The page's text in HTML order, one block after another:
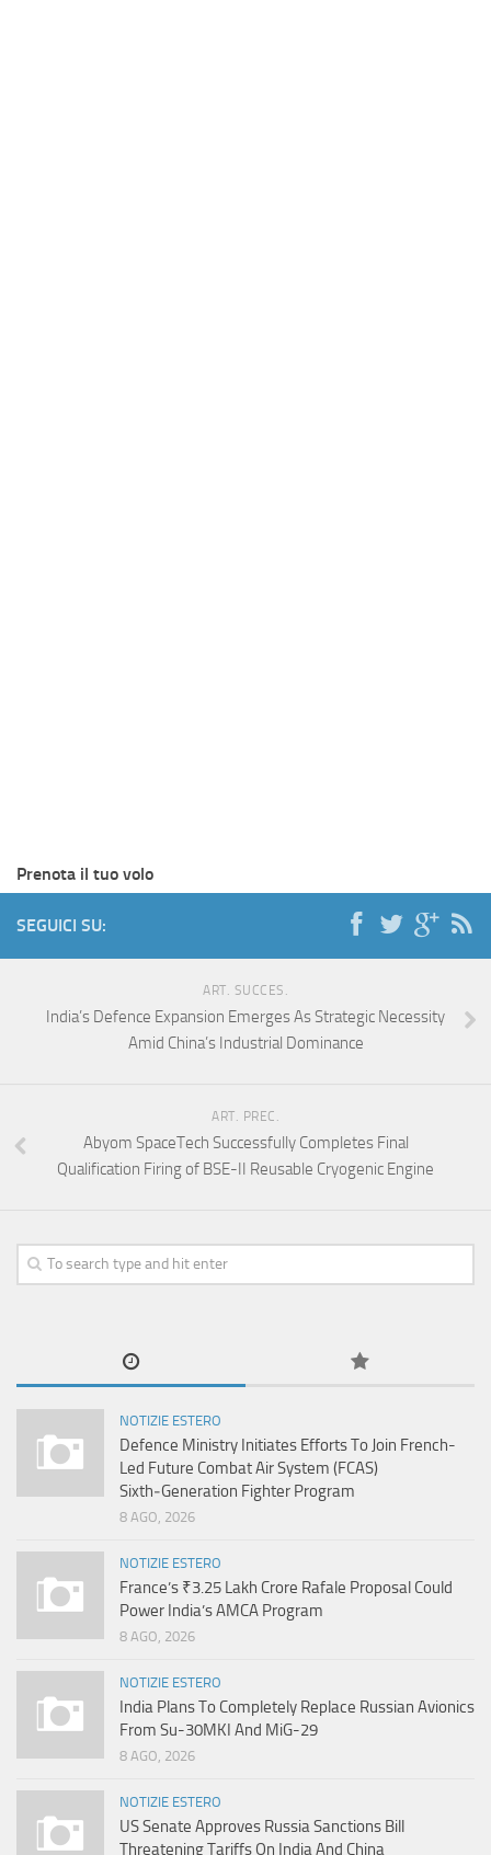
Prenota il tuo volo
SEGUICI SU:
ART. SUCCES.
India’s Defence Expansion Emerges As Strategic Necessity
Amid China’s Industrial Dominance
ART. PREC.
Abyom SpaceTech Successfully Completes Final
Qualification Firing of BSE-II Reusable Cryogenic Engine
NOTIZIE ESTERO
Defence Ministry Initiates Efforts To Join French-
Led Future Combat Air System (FCAS)
Sixth‑Generation Fighter Program
8 AGO, 2026
NOTIZIE ESTERO
France’s ₹3.25 Lakh Crore Rafale Proposal Could
Power India’s AMCA Program
8 AGO, 2026
NOTIZIE ESTERO
India Plans To Completely Replace Russian Avionics
From Su-30MKI And MiG-29
8 AGO, 2026
NOTIZIE ESTERO
US Senate Approves Russia Sanctions Bill
Threatening Tariffs On India And China